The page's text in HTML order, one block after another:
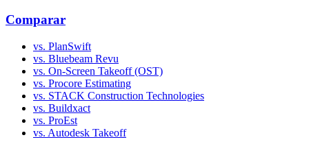
Comparar
vs. PlanSwift
vs. Bluebeam Revu
vs. On-Screen Takeoff (OST)
vs. Procore Estimating
vs. STACK Construction Technologies
vs. Buildxact
vs. ProEst
vs. Autodesk Takeoff